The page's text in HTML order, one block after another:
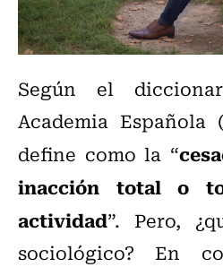
Según el
Academia
define como la “
inacción total o
actividad”. Pero,
sociológico? En